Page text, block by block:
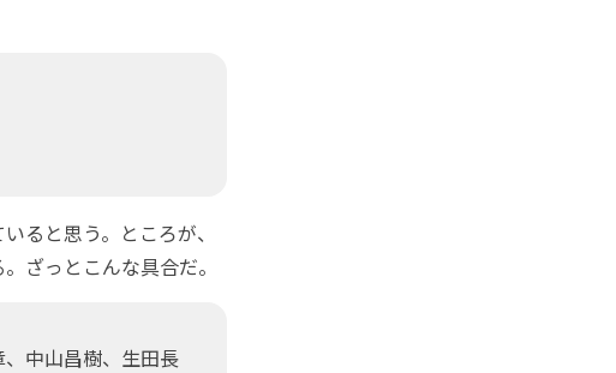
ると思う。ところが、
ざっとこんな具合だ。
中山昌樹、生田長